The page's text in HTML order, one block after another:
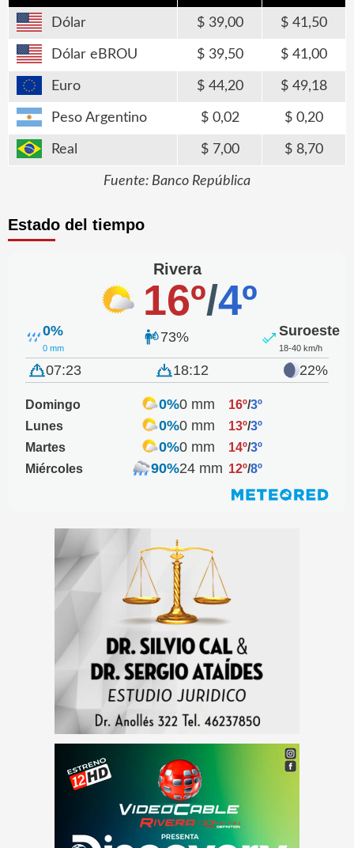
Dólar 39,00 41,50
Dólar eBROU 39,50 41,00
Euro 44,20 49,18
Peso Argentino 0,02 0,20
Real 7,00 8,70
Fuente: Banco República
Estado del tiempo
Rivera
16º/4º
0%
0 mm
73% Suroeste
18-40 km/h
07:23 18:12 22%
Domingo 0%0 mm 16º/3º
Lunes
0%0 mm 13º/3º
Martes
0%0 mm 14º/3º
Miércoles
90%24 mm 12º/8º